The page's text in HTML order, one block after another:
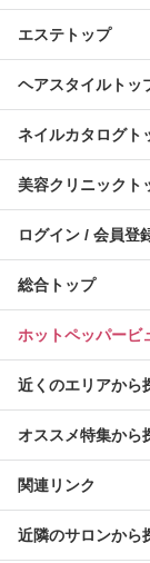
エステトップ
ヘアスタイルトッ
ネイルカタログト
美容クリニックト
ログイン / 会員登
総合トップ
ホットペッパー
近くのエリアから
オススメ特集から
関連リンク
近隣のサロンから